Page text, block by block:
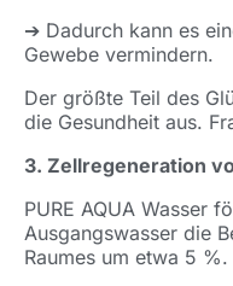
➔ Dadurch kann es
Gewebe vermindern.
Der größte Teil des
die Gesundheit aus.
3. Zellregeneration
PURE AQUA Wasser
Ausgangswasser die
Raumes um etwa 5 %.